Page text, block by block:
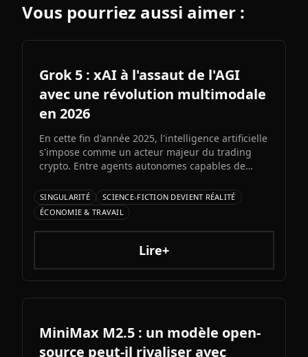
Vous pourriez aussi aimer :
Grok 5 : xAI à l'assaut de l'AGI
avec une révolution multimodale
en 2026
En cette fin d'année 2025, l'intelligence artificielle
s'impose comme un acteur majeur du trading
crypto. Entre agents autonomes capables de
d'Elon Musk s'annonce comme l'un des paris les
plus audacieux de l'histoire de l'IA. Entre
architecture colossale, capacités multimodales
natives et ambitions AGI assumées, Grok 5
pourrait redessiner le paysage de l'intelligence
SINGULARITÉ
SCIENCE-FICTION DEVIENT RÉALITÉ
ÉCONOMIE & TRAVAIL
Lire+
MiniMax M2.5 : un modèle open-
source peut-il rivaliser avec